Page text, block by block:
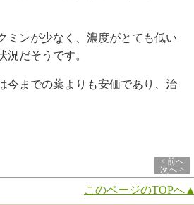
ミンが少なく、濃度がとても低い
だそうです。
今までの薬よりも安価であり、治
< 前へ
次へ >
このページのTOPへ▲